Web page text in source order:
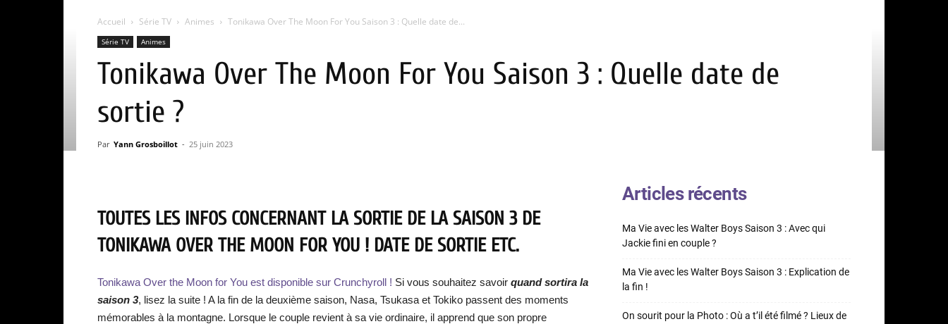
Accueil Série TV Animes Tonikawa Over The Moon For You Saison 3 : Quelle date de...
Série TV Animes
Tonikawa Over The Moon For You Saison 3 : Quelle date de
sortie ?
Par Yann Grosboillot - 25 juin 2023
TOUTES LES INFOS CONCERNANT LA SORTIE DE LA SAISON 3 DE
TONIKAWA OVER THE MOON FOR YOU ! DATE DE SORTIE ETC.
Tonikawa Over the Moon for You est disponible sur Crunchyroll ! Si vous souhaitez savoir quand sortira la
saison 3, lisez la suite ! A la fin de la deuxième saison, Nasa, Tsukasa et Tokiko passent des moments
mémorables à la montagne. Lorsque le couple revient à sa vie ordinaire, il apprend que son propre
Articles récents
Ma Vie avec les Walter Boys Saison 3 : Avec qui
Jackie fini en couple ?
Ma Vie avec les Walter Boys Saison 3 : Explication de
la fin !
On sourit pour la Photo : Où a t’il été filmé ? Lieux de